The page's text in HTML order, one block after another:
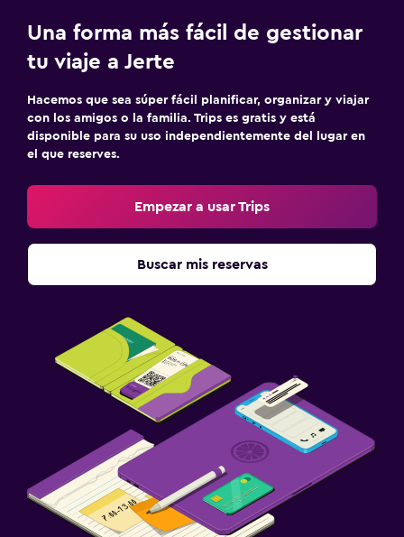
Una forma más fácil de gestionar
tu viaje a Jerte
Hacemos que sea súper fácil planificar, organizar y viajar
con los amigos o la familia. Trips es gratis y está
disponible para su uso independientemente del lugar en
el que reserves.
Empezar a usar Trips
Buscar mis reservas